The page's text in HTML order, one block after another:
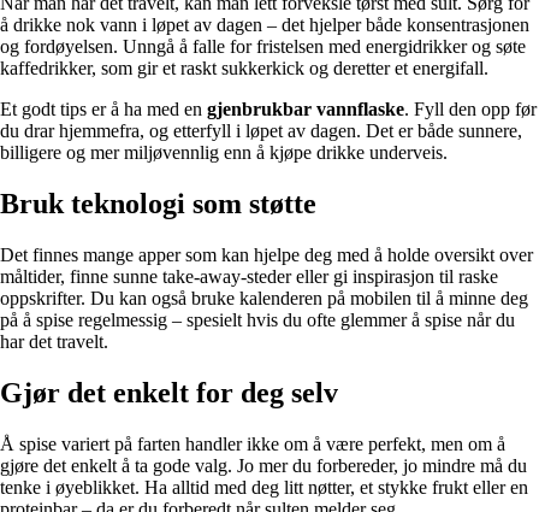
å drikke nok vann i løpet av dagen – det hjelper både konsentrasjonen
og fordøyelsen. Unngå å falle for fristelsen med energidrikker og søte
kaffedrikker, som gir et raskt sukkerkick og deretter et energifall.
Et godt tips er å ha med en gjenbrukbar vannflaske. Fyll den opp før
du drar hjemmefra, og etterfyll i løpet av dagen. Det er både sunnere,
billigere og mer miljøvennlig enn å kjøpe drikke underveis.
Bruk teknologi som støtte
Det finnes mange apper som kan hjelpe deg med å holde oversikt over
måltider, finne sunne take-away-steder eller gi inspirasjon til raske
oppskrifter. Du kan også bruke kalenderen på mobilen til å minne deg
på å spise regelmessig – spesielt hvis du ofte glemmer å spise når du
har det travelt.
Gjør det enkelt for deg selv
Å spise variert på farten handler ikke om å være perfekt, men om å
gjøre det enkelt å ta gode valg. Jo mer du forbereder, jo mindre må du
tenke i øyeblikket. Ha alltid med deg litt nøtter, et stykke frukt eller en